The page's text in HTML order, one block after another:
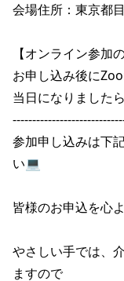
会場住所：東京都
【オンライン参加の
お申し込み後に
当日になりました
参加申し込みは下
い💻
皆様のお申込を心
やさしい手では、
ますので